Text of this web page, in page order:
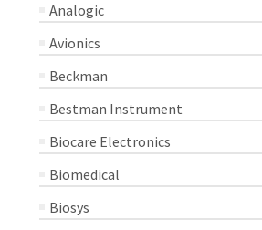
Analogic
Avionics
Beckman
Bestman Instrument
Biocare Electronics
Biomedical
Biosys